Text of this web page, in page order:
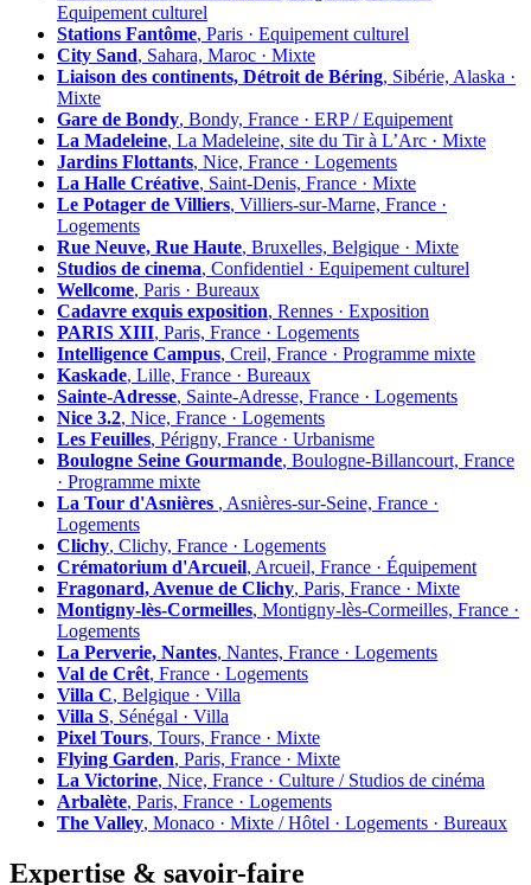
Equipement culturel
Stations Fantôme, Paris · Equipement culturel
City Sand, Sahara, Maroc · Mixte
Liaison des continents, Détroit de Béring, Sibérie, Alaska ·
Mixte
Gare de Bondy, Bondy, France · ERP / Equipement
La Madeleine, La Madeleine, site du Tir à L’Arc · Mixte
Jardins Flottants, Nice, France · Logements
La Halle Créative, Saint-Denis, France · Mixte
Le Potager de Villiers, Villiers-sur-Marne, France ·
Logements
Rue Neuve, Rue Haute, Bruxelles, Belgique · Mixte
Studios de cinema, Confidentiel · Equipement culturel
Wellcome, Paris · Bureaux
Cadavre exquis exposition, Rennes · Exposition
PARIS XIII, Paris, France · Logements
Intelligence Campus, Creil, France · Programme mixte
Kaskade, Lille, France · Bureaux
Sainte-Adresse, Sainte-Adresse, France · Logements
Nice 3.2, Nice, France · Logements
Les Feuilles, Périgny, France · Urbanisme
Boulogne Seine Gourmande, Boulogne-Billancourt, France
· Programme mixte
La Tour d'Asnières , Asnières-sur-Seine, France ·
Logements
Clichy, Clichy, France · Logements
Crématorium d'Arcueil, Arcueil, France · Équipement
Fragonard, Avenue de Clichy, Paris, France · Mixte
Montigny-lès-Cormeilles, Montigny-lès-Cormeilles, France ·
Logements
La Perverie, Nantes, Nantes, France · Logements
Val de Crêt, France · Logements
Villa C, Belgique · Villa
Villa S, Sénégal · Villa
Pixel Tours, Tours, France · Mixte
Flying Garden, Paris, France · Mixte
La Victorine, Nice, France · Culture / Studios de cinéma
Arbalète, Paris, France · Logements
The Valley, Monaco · Mixte / Hôtel · Logements · Bureaux
Expertise & savoir-faire